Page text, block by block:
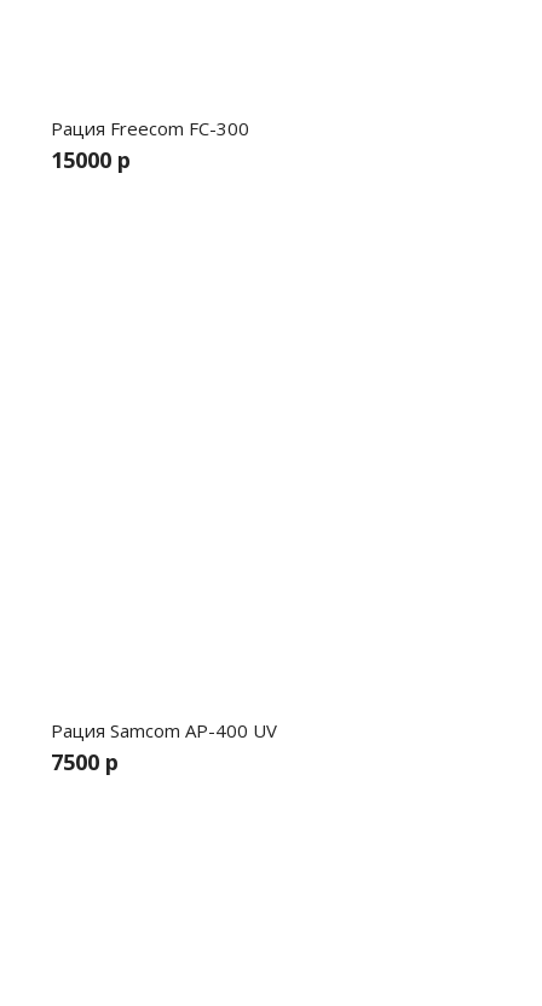
Рация Freecom FC-300
15000 р
Рация Samcom AP-400 UV
7500 р